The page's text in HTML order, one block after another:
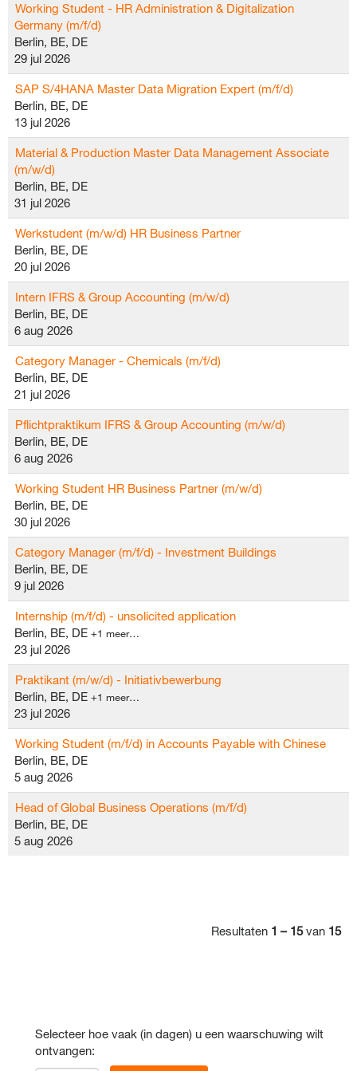
Working Student - HR Administration & Digitalization
Germany (m/f/d)
Berlin, BE, DE
29 jul 2026
SAP S/4HANA Master Data Migration Expert (m/f/d)
Berlin, BE, DE
13 jul 2026
Material & Production Master Data Management Associate
(m/w/d)
Berlin, BE, DE
31 jul 2026
Werkstudent (m/w/d) HR Business Partner
Berlin, BE, DE
20 jul 2026
Intern IFRS & Group Accounting (m/w/d)
Berlin, BE, DE
6 aug 2026
Category Manager - Chemicals (m/f/d)
Berlin, BE, DE
21 jul 2026
Pflichtpraktikum IFRS & Group Accounting (m/w/d)
Berlin, BE, DE
6 aug 2026
Working Student HR Business Partner (m/w/d)
Berlin, BE, DE
30 jul 2026
Category Manager (m/f/d) - Investment Buildings
Berlin, BE, DE
9 jul 2026
Internship (m/f/d) - unsolicited application
Berlin, BE, DE +1 meer…
23 jul 2026
Praktikant (m/w/d) - Initiativbewerbung
Berlin, BE, DE +1 meer…
23 jul 2026
Working Student (m/f/d) in Accounts Payable with Chinese
Berlin, BE, DE
5 aug 2026
Head of Global Business Operations (m/f/d)
Berlin, BE, DE
5 aug 2026
Resultaten 1 – 15van 15
Selecteer hoe vaak (in dagen) u een waarschuwing wilt
ontvangen: